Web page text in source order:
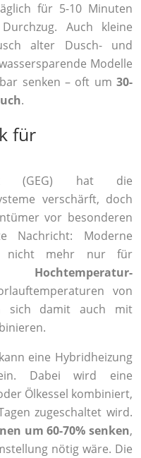
für 5-10 Minuten
Auch kleine
alter Dusch- und
Modelle
senken – oft um 30-
.
für
(GEG) hat die
verschärft, doch
vor besonderen
Nachricht: Moderne
nicht mehr nur für
Hochtemperatur-
von
sich damit auch mit
eine Hybridheizung
Dabei wird eine
Ölkessel kombiniert,
zugeschaltet wird.
um 60-70% senken,
nötig wäre. Die